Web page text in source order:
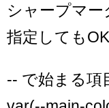
シャープマ
指定してもOK
-- で始まる項